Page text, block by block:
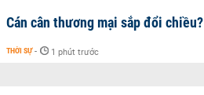
Cán cân thương mại sắp đổi chiều?
THỜI SỰ - 1 phút trước